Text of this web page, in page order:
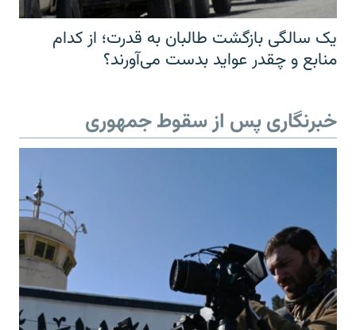
یک سالگی بازگشت طالبان به قدرت؛ از کدام
منابع و چقدر عواید بدست می‌آورند؟
خبرنگاری پس از سقوط جمهوری